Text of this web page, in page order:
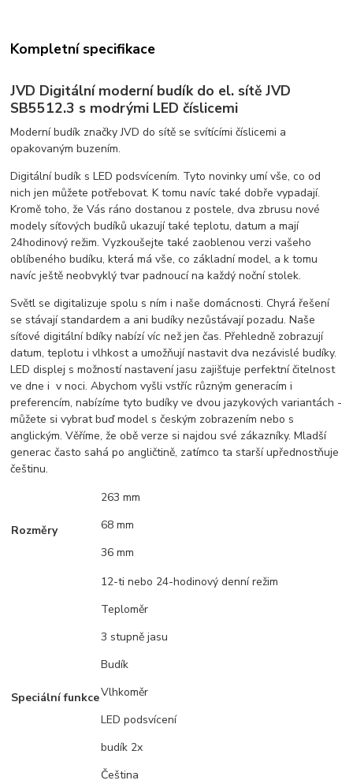
Kompletní specifikace
JVD Digitální moderní budík do el. sítě JVD
SB5512.3 s modrými LED číslicemi
Moderní budík značky JVD do sítě se svítícími číslicemi a
opakovaným buzením.
Digitální budík s LED podsvícením. Tyto novinky umí vše, co od
nich jen můžete potřebovat. K tomu navíc také dobře vypadají.
Kromě toho, že Vás ráno dostanou z postele, dva zbrusu nové
modely síťových budíků ukazují také teplotu, datum a mají
24hodinový režim. Vyzkoušejte také zaoblenou verzi vašeho
oblíbeného budíku, která má vše, co základní model, a k tomu
navíc ještě neobvyklý tvar padnoucí na každý noční stolek.
Světl se digitalizuje spolu s ním i naše domácnosti. Chyrá řešení
se stávají standardem a ani budíky nezůstávají pozadu. Naše
síťové digitální bdíky nabízí víc než jen čas. Přehledně zobrazují
datum, teplotu i vlhkost a umožňují nastavit dva nezávislé budíky.
LED displej s možností nastavení jasu zajišťuje perfektní čitelnost
ve dne i v noci. Abychom vyšli vstříc různým generacím i
preferencím, nabízíme tyto budíky ve dvou jazykových variantách -
můžete si vybrat buď model s českým zobrazením nebo s
anglickým. Věříme, že obě verze si najdou své zákazníky. Mladší
generac často sahá po angličtině, zatímco ta starší upřednostňuje
češtinu.
Rozměry
263 mm
68 mm
36 mm
Speciální funkce
12-ti nebo 24-hodinový denní režim
Teploměr
3 stupně jasu
Budík
Vlhkoměr
LED podsvícení
budík 2x
Čeština